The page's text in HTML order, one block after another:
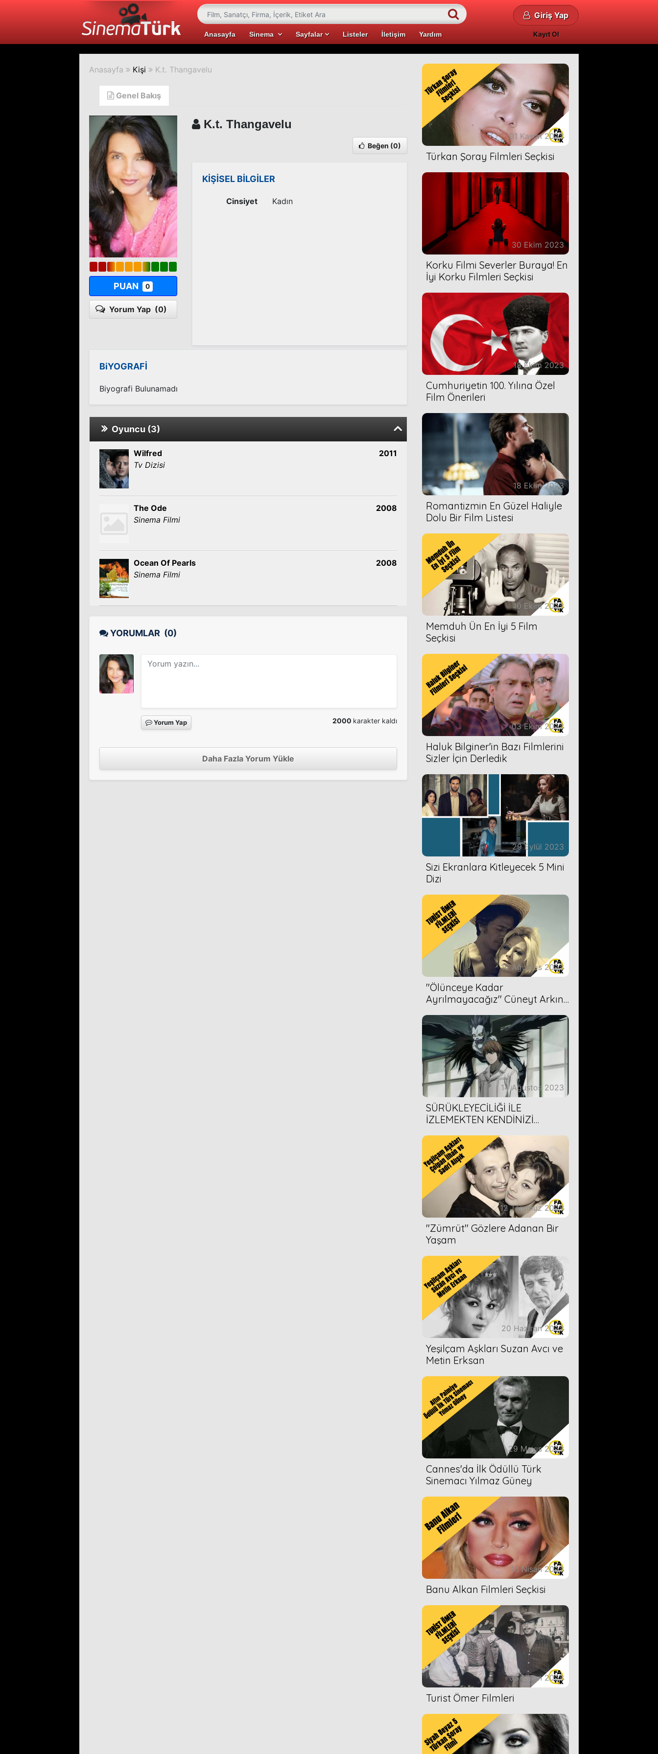
Anasayfa Sinema Sayfalar Listeler İletişim Yardım
Giriş Yap
Kayıt Ol
Anasayfa Kişi K.t. Thangavelu
Genel Bakış
PUAN 0
Yorum Yap (0)
K.t. Thangavelu
Beğen (0)
KİŞİSEL BİLGİLER
Cinsiyet Kadın
BiYOGRAFİ
Biyografi Bulunamadı
Oyuncu (3)
Wilfred
Tv Dizisi
2011
The Ode
Sinema Filmi
2008
Ocean Of Pearls
Sinema Filmi
2008
YORUMLAR (0)
Yorum Yap 2000 karakter kaldı
Daha Fazla Yorum Yükle
01 Kasım 2023
Türkan Şoray Filmleri Seçkisi
30 Ekim 2023
Korku Filmi Severler Buraya! En
İyi Korku Filmleri Seçkisi
18 Ekim 2023
Cumhuriyetin 100. Yılına Özel
Film Önerileri
18 Ekim 2023
Romantizmin En Güzel Haliyle
Dolu Bir Film Listesi
10 Ekim 2023
Memduh Ün En İyi 5 Film
Seçkisi
03 Ekim 2023
Haluk Bilginer'in Bazı Filmlerini
Sizler İçin Derledik
29 Eylül 2023
Sizi Ekranlara Kitleyecek 5 Mini
Dizi
16 Ağustos 2023
''Ölünceye Kadar
Ayrılmayacağız'' Cüneyt Arkın-
14 Ağustos 2023
SÜRÜKLEYECİLİĞİ İLE
İZLEMEKTEN KENDİNİZİ
ÖNERİMİZ
12 Temmuz 2023
''Zümrüt'' Gözlere Adanan Bir
Yaşam
20 Haziran 2023
Yeşilçam Aşkları Suzan Avcı ve
Metin Erksan
29 Mayıs 2023
Cannes'da İlk Ödüllü Türk
Sinemacı Yılmaz Güney
18 Nisan 2023
Banu Alkan Filmleri Seçkisi
05 Nisan 2023
Turist Ömer Filmleri